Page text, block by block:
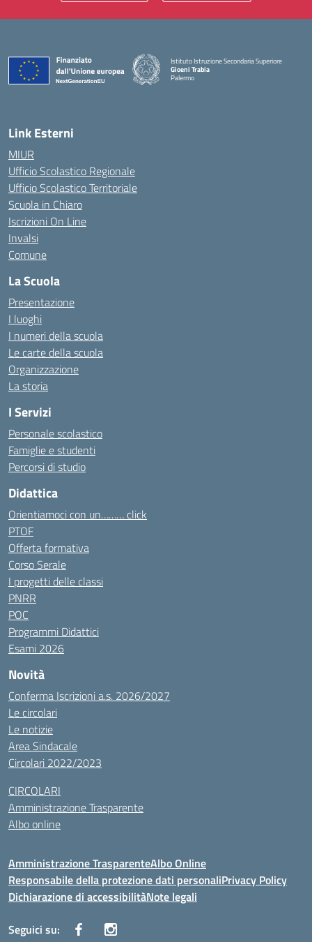
Istituto Istruzione Secondaria Superiore
Gioeni Trabia
Palermo
Link Esterni
MIUR
Ufficio Scolastico Regionale
Ufficio Scolastico Territoriale
Scuola in Chiaro
Iscrizioni On Line
Invalsi
Comune
La Scuola
Presentazione
I luoghi
I numeri della scuola
Le carte della scuola
Organizzazione
La storia
I Servizi
Personale scolastico
Famiglie e studenti
Percorsi di studio
Didattica
Orientiamoci con un……… click
PTOF
Offerta formativa
Corso Serale
I progetti delle classi
PNRR
POC
Programmi Didattici
Esami 2026
Novità
Conferma Iscrizioni a.s. 2026/2027
Le circolari
Le notizie
Area Sindacale
Circolari 2022/2023
CIRCOLARI
Amministrazione Trasparente
Albo online
Amministrazione TrasparenteAlbo Online
Responsabile della protezione dati personaliPrivacy Policy
Dichiarazione di accessibilitàNote legali
Seguici su: